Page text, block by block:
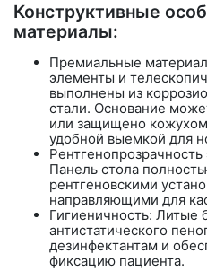
Конструктивные
материалы:
Премиальные
элементы и
выполнены из
стали. Основание
или защищено кожухом
удобной выемкой для
Рентгенопрозрачность
Панель стола
рентгеновскими
направляющими для
Гигиеничность:
антистатического
дезинфектантам и
фиксацию пациента.